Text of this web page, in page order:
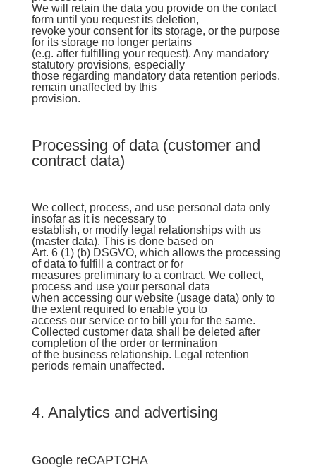
We will retain the data you provide on the contact
form until you request its deletion,
revoke your consent for its storage, or the purpose
for its storage no longer pertains
(e.g. after fulfilling your request). Any mandatory
statutory provisions, especially
those regarding mandatory data retention periods,
remain unaffected by this
provision.
Processing of data (customer and
contract data)
We collect, process, and use personal data only
insofar as it is necessary to
establish, or modify legal relationships with us
(master data). This is done based on
Art. 6 (1) (b) DSGVO, which allows the processing
of data to fulfill a contract or for
measures preliminary to a contract. We collect,
process and use your personal data
when accessing our website (usage data) only to
the extent required to enable you to
access our service or to bill you for the same.
Collected customer data shall be deleted after
completion of the order or termination
of the business relationship. Legal retention
periods remain unaffected.
4. Analytics and advertising
Google reCAPTCHA